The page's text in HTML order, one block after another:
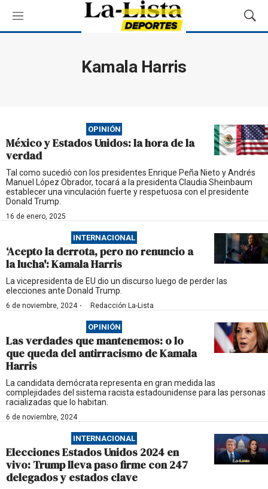
M
e
M
o
ú
s
q
u
e
d
Kamala Harris
OPINIÓN
México y Estados Unidos: la hora de la
verdad
Tal como sucedió con los presidentes Enrique Peña Nieto y Andrés
Manuel López Obrador, tocará a la presidenta Claudia Sheinbaum
establecer una vinculación fuerte y respetuosa con el presidente
Donald Trump.
16 de enero, 2025
INTERNACIONAL
‘Acepto la derrota, pero no renuncio a
la lucha': Kamala Harris
La vicepresidenta de EU dio un discurso luego de perder las
elecciones ante Donald Trump.
6 de noviembre, 2024· Redacción La-Lista
OPINIÓN
Las verdades que mantenemos: o lo
que queda del antirracismo de Kamala
Harris
La candidata demócrata representa en gran medida las
complejidades del sistema racista estadounidense para las personas
racializadas que lo habitan.
6 de noviembre, 2024
INTERNACIONAL
Elecciones Estados Unidos 2024 en
vivo: Trump lleva paso firme con 247
delegados y estados clave